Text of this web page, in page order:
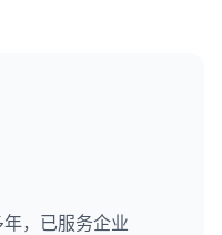
，已服务企业